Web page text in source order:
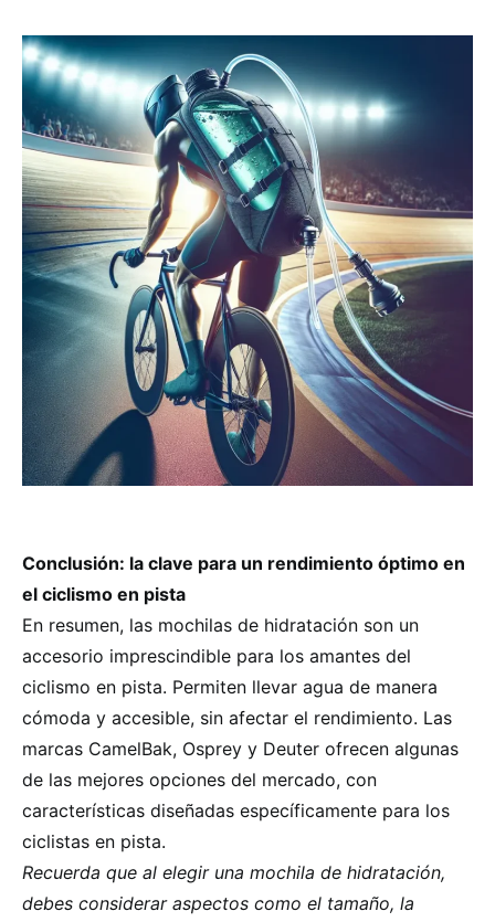
Conclusión: la clave para un rendimiento óptimo en
el ciclismo en pista
En resumen, las mochilas de hidratación son un
accesorio imprescindible para los amantes del
ciclismo en pista. Permiten llevar agua de manera
cómoda y accesible, sin afectar el rendimiento. Las
marcas CamelBak, Osprey y Deuter ofrecen algunas
de las mejores opciones del mercado, con
características diseñadas específicamente para los
ciclistas en pista.
Recuerda que al elegir una mochila de hidratación,
debes considerar aspectos como el tamaño, la